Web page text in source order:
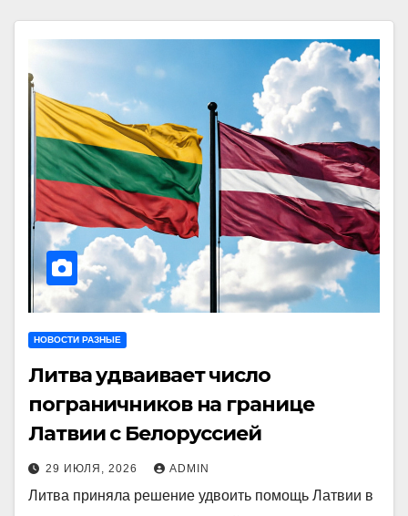
НОВОСТИ РАЗНЫЕ
Литва удваивает число
пограничников на границе
Латвии с Белоруссией
29 ИЮЛЯ, 2026 ADMIN
Литва приняла решение удвоить помощь Латвии в